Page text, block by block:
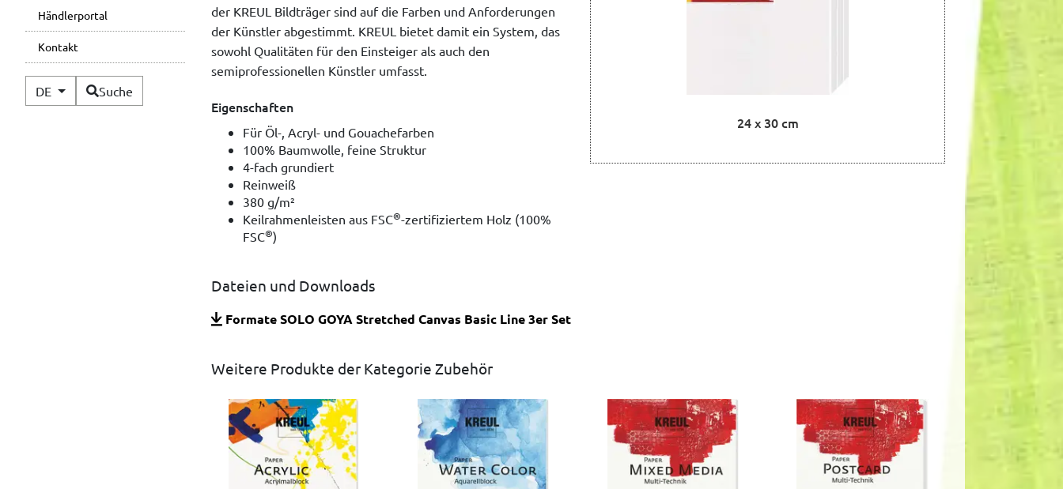
Händlerportal
Kontakt
DE Verfügbare Sprachen
Suche
der KREUL Bildträger sind auf die Farben und Anforderungen
der Künstler abgestimmt. KREUL bietet damit ein System, das
sowohl Qualitäten für den Einsteiger als auch den
semiprofessionellen Künstler umfasst.
Eigenschaften
Für Öl-, Acryl- und Gouachefarben
100% Baumwolle, feine Struktur
4-fach grundiert
Reinweiß
380 g/m²
Keilrahmenleisten aus FSC®-zertifiziertem Holz (100%
FSC®)
24 x 30 cm
Dateien und Downloads
Formate SOLO GOYA Stretched Canvas Basic Line 3er Set
Weitere Produkte der Kategorie Zubehör